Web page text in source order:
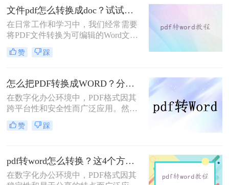
PDF转Word的方法。
文件pdf怎么转换成doc？试试这三种转换方法！
在日常工作和学习中，我们经常需要
将PDF文件转换为可编辑的Word文档
（DOC格式），以便进行修改、编辑
或进一步处理。那么文件pdf怎么转换
为DOC文件的实用方法，帮助用户高
效、安全地完成转换任务。
赞 踩
怎么把PDF转换成WORD？分享7个可以轻松转换的方法！
在数字化办公环境中，PDF格式因其
跨平台性和安全性而广泛应用。然
而，当需要对PDF文件进行编辑时，
将其转换为Word文档成为了一种常见
Word的方法，每一种都有其独特的优
势和适用场景。
赞 踩
pdf转word怎么转换？这4个方法超级实用!！
在数字化办公环境中，PDF格式因其